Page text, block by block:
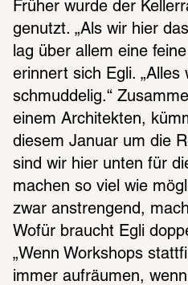
Früher wurde der
genutzt. „Als wir hier
lag über allem eine
erinnert sich Egli. „Alles
schmuddelig.“
einem Architekten,
diesem Januar um die
sind wir hier unten für
machen so viel wie
zwar anstrengend,
Wofür braucht Egli
„Wenn Workshops
immer aufräumen,